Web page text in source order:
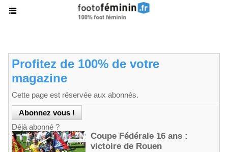
Profitez de 100% de votre
magazine
Cette page est réservée aux abonnés.
Déjà abonné ?
Coupe Fédérale 16 ans :
victoire de Rouen